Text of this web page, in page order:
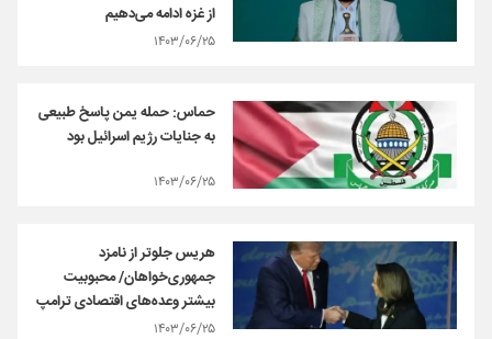
از غزه ادامه می‌دهیم
۱۴۰۳/۰۶/۲۵
حماس: حمله یمن پاسخ طبیعی
به جنایات رژیم اسرائیل بود
۱۴۰۳/۰۶/۲۵
هریس جلوتر از نامزد
جمهوری‌خواهان/ محبوبیت
بیشتر وعده‌های اقتصادی ترامپ
۱۴۰۳/۰۶/۲۵